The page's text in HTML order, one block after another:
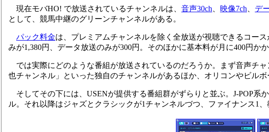
現在モバHO! で放送されているチャンネルは、 音声30ch 映像7ch デ
として、競馬中継のグリーンチャンネルがある。
パック料金は、プレミアムチャンネルを除く全放送が視聴できるコー
みが1,380円、データ放送のみが300円。そのほかに基本料が月に400円か
では実際にどのような番組が放送されているのだろうか。まず音声チ
也チャンネル」といった独自のチャンネルがあるほか、オリコンやビル
そしてその下には、USENが提供する番組群がずらりと並ぶ。J-POP系
ル。それ以降はジャズとクラシックが1チャンネルづつ、ファイナンス1